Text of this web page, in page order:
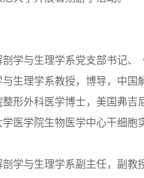
剖学与生理学系党支部书记
生理学系教授，博导，中国
形外科医学博士，美国弗吉
医学院生物医学中心干细胞
剖学与生理学系副主任，副